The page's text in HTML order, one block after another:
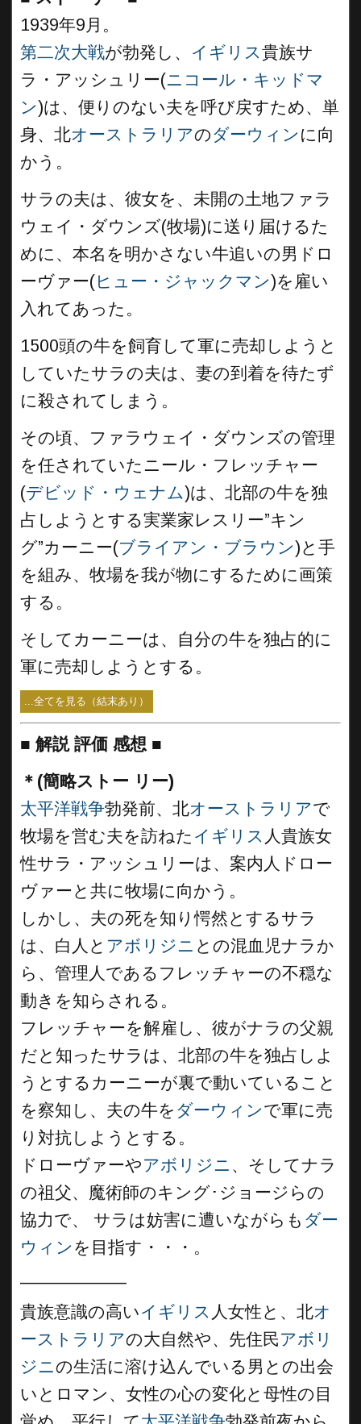
1939年9月。
第二次大戦が勃発し、 イギリス貴族サ
ラ・アッシュリー(ニコール・キッドマ
ン)は、便りのない夫を呼び戻すため、単
身、北オーストラリアのダーウィン に向
かう。
サラの夫は、彼女を、未開の土地ファラ
ウェイ・ダウンズ(牧場)に送り届けるた
めに、本名を明かさない牛追いの男ドロ
ーヴァー(ヒュー・ジャックマン)を雇い
入れてあった。
1500頭の牛を飼育して軍に売却しようと
していたサラの夫は、妻の到着を待たず
に殺されてしまう。
その頃、ファラウェイ・ダウンズの管理
を任されていたニール・フレッチャー
(デビッド・ウェナム)は、北部の牛を独
占しようとする実業家レスリー”キン
グ”カーニー(ブライアン・ブラウン)と手
を組み、牧場を我が物にするために画策
する。
そしてカーニーは、自分の牛を独占的に
軍に売却しようとする。
...全てを見る（結末あり）
■ 解説 評価 感想 ■
＊(簡略ストー リー)
太平洋戦争勃発前、北オーストラリアで
牧場を営む夫を訪ねた イギリス 人貴族女
性サラ・アッシュリーは、案内人ドロー
ヴァーと共に牧場に向かう。
しかし、夫の死を知り愕然とするサラ
は、白人と アボリジニ との混血児ナラか
ら、管理人であるフレッチャーの不穏な
動きを知らされる。
フレッチャーを解雇し、彼がナラの父親
だと知ったサラは、北部の牛を独占しよ
うとするカーニーが裏で動いていること
を察知し、夫の牛を ダーウィンで軍に売
り対抗しようとする。
ドローヴァーやアボリジニ 、そしてナラ
の祖父、魔術師のキング･ジョージらの
協力で、 サラは妨害に遭いながらも ダー
ウィン を目指す・・・。
貴族意識の高いイギリス 人女性と、北オ
ーストラリアの大自然や、先住民アボリ
ジニの生活に溶け込んでいる男との出会
いとロマン、女性の心の変化と母性の目